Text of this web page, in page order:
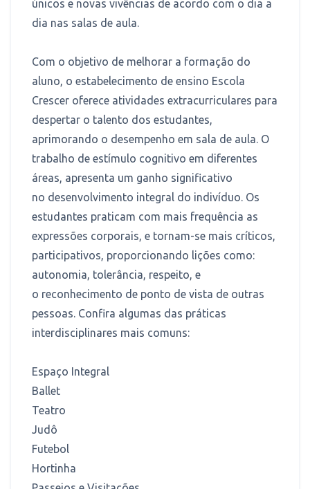
únicos e novas vivências de acordo com o dia a
dia nas salas de aula.
Com o objetivo de melhorar a formação do
aluno, o estabelecimento de ensino Escola
Crescer oferece atividades extracurriculares para
despertar o talento dos estudantes,
aprimorando o desempenho em sala de aula. O
trabalho de estímulo cognitivo em diferentes
áreas, apresenta um ganho significativo
no desenvolvimento integral do indivíduo. Os
estudantes praticam com mais frequência as
expressões corporais, e tornam-se mais críticos,
participativos, proporcionando lições como:
autonomia, tolerância, respeito, e
o reconhecimento de ponto de vista de outras
pessoas. Confira algumas das práticas
interdisciplinares mais comuns:
Espaço Integral
Ballet
Teatro
Judô
Futebol
Hortinha